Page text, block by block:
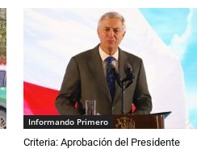
Informando Primero
Criteria: Aprobación del Presidente